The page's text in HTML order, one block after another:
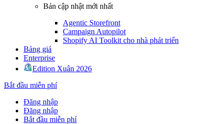
Bản cập nhật mới nhất
Agentic Storefront
Campaign Autopilot
Shopify AI Toolkit cho nhà phát triển
Bảng giá
Enterprise
Edition Xuân 2026
Bắt đầu miễn phí
Đăng nhập
Đăng nhập
Bắt đầu miễn phí